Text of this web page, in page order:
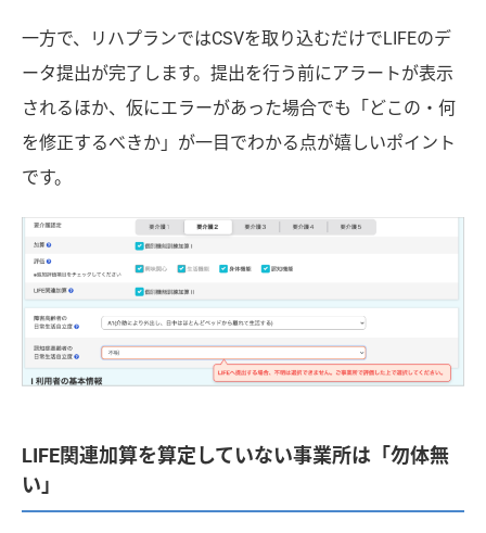
一方で、リハプランではCSVを取り込むだけでLIFEのデ
ータ提出が完了します。提出を行う前にアラートが表示
されるほか、仮にエラーがあった場合でも「どこの・何
を修正するべきか」が一目でわかる点が嬉しいポイント
です。
LIFE関連加算を算定していない事業所は「勿体無
い」